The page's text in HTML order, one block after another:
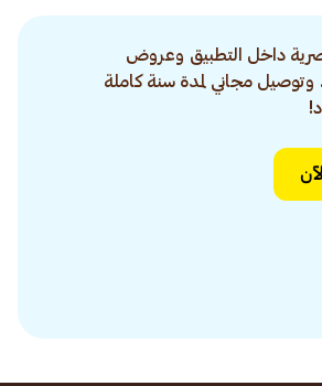
داخل التطبيق وعروض
مجاني لمدة سنة كاملة